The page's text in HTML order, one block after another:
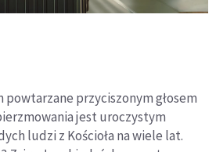
powtarzane przyciszonym głosem
jest uroczystym
ludzi z Kościoła na wiele lat.